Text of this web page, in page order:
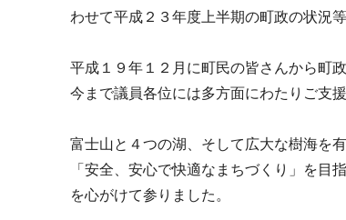
わせて平成２３年度上半期の町政の状況
平成１９年１２月に町民の皆さんから町
今まで議員各位には多方面にわたりご支
富士山と４つの湖、そして広大な樹海を
「安全、安心で快適なまちづくり」を目
を心がけて参りました。